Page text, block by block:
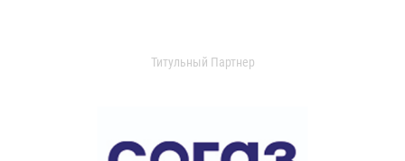
Титульный Партнер